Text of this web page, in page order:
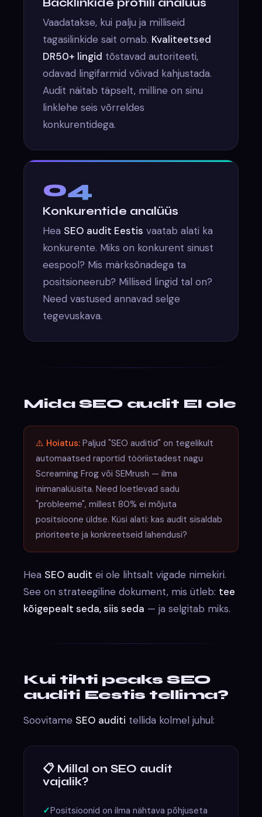
Vaadatakse, kui palju ja milliseid
tagasilinkide sait omab. Kvaliteetsed
DR50+ lingid tõstavad autoriteeti,
odavad lingifarmid võivad kahjustada.
Audit näitab täpselt, milline on sinu
linklehe seis võrreldes
konkurentidega.
04
Konkurentide analüüs
Hea SEO audit Eestis vaatab alati ka
konkurente. Miks on konkurent sinust
eespool? Mis märksõnadega ta
positsioneerub? Millised lingid tal on?
Need vastused annavad selge
tegevuskava.
Mida SEO audit EI ole
⚠️ Hoiatus: Paljud "SEO auditid" on tegelikult
automaatsed raportid tööriistadest nagu
Screaming Frog või SEMrush — ilma
inimanalüüsita. Need loetlevad sadu
"probleeme", millest 80% ei mõjuta
positsioone üldse. Küsi alati: kas audit sisaldab
prioriteete ja konkreetseid lahendusi?
Hea SEO audit ei ole lihtsalt vigade nimekiri.
See on strateegiline dokument, mis ütleb: tee
kõigepealt seda, siis seda — ja selgitab miks.
Kui tihti peaks SEO
auditi Eestis tellima?
Soovitame SEO auditi tellida kolmel juhul:
📋 Millal on SEO audit
vajalik?
Positsioonid on ilma nähtava põhjuseta